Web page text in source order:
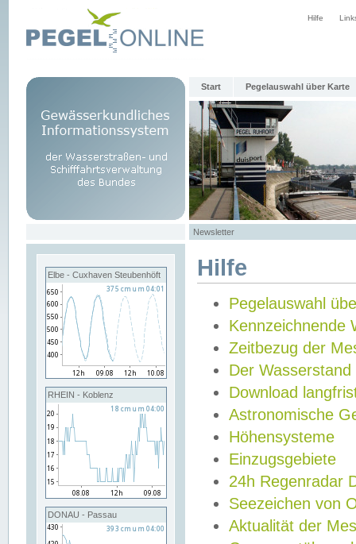
Hilfe
Start Pegelauswahl über Karte
Newsletter
Elbe - Cuxhaven Steubenhöft
RHEIN - Koblenz
DONAU - Passau
Hilfe
Pegelauswahl
Kennzeichnende
Zeitbezug der
Der Wasserstand
Download
Astronomische
Höhensysteme
Einzugsgebiete
24h Regenradar
Seezeichen von
Aktualität der